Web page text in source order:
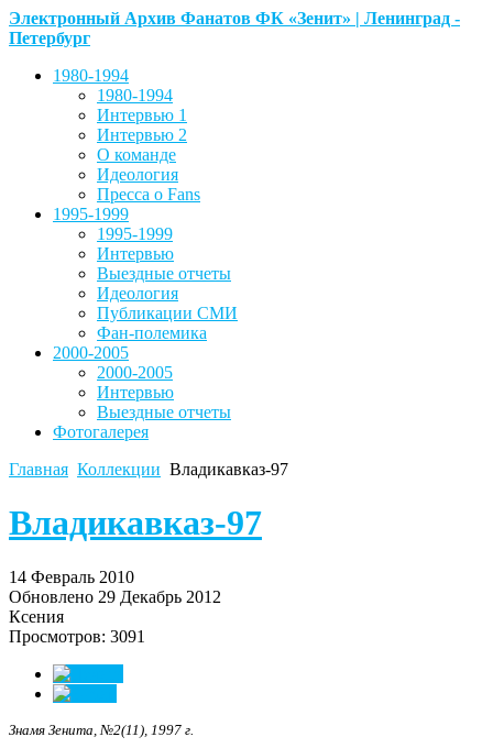
Электронный Архив Фанатов ФК «Зенит» | Ленинград -
Петербург
1980-1994
1980-1994
Интервью 1
Интервью 2
О команде
Идеология
Пресса о Fans
1995-1999
1995-1999
Интервью
Выездные отчеты
Идеология
Публикации СМИ
Фан-полемика
2000-2005
2000-2005
Интервью
Выездные отчеты
Фотогалерея
Главная Коллекции Владикавказ-97
Владикавказ-97
14 Февраль 2010
Обновлено 29 Декабрь 2012
Ксения
Просмотров: 3091
Знамя Зенита, №2(11), 1997 г.